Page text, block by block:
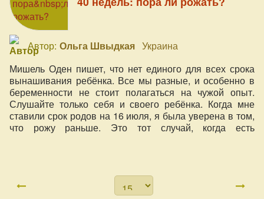
Автор: Ольга Швыдкая Украина
Мишель Оден пишет, что нет единого для всех срока
вынашивания ребёнка. Все мы разные, и особенно в
беременности не стоит полагаться на чужой опыт.
Слушайте только себя и своего ребёнка. Когда мне
ставили срок родов на 16 июля, я была уверена в том,
что рожу раньше. Это тот случай, когда есть
быстрее. На последнем приёме гинеколог посоветовал
ложиться в роддом, если не рожу до 14 июля.